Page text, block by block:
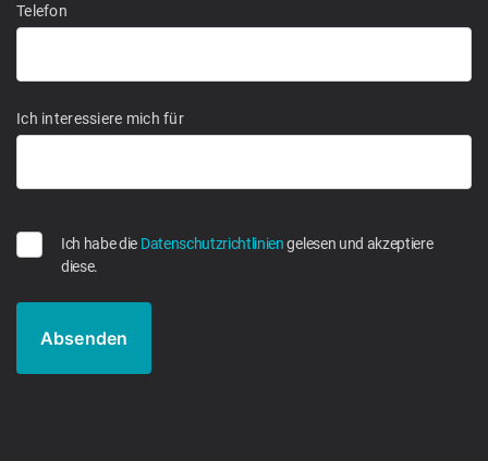
Telefon
Ich interessiere mich für
Ich habe die Datenschutzrichtliniengelesen und akzeptiere
diese.